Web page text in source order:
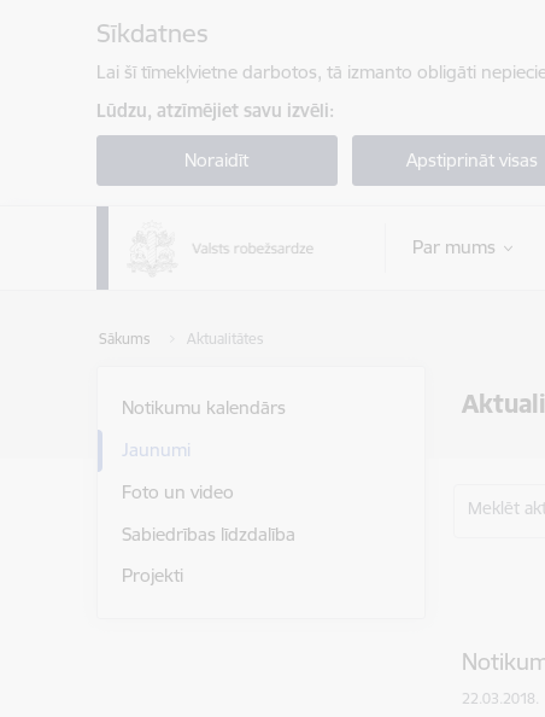
Sīkdatnes
Lai šī tīmekļvietne darbotos, tā izmanto obligāti
Lūdzu, atzīmējiet savu izvēli:
Noraidīt Apstiprināt visas
Par mums
Sākums Aktualitātes
Notikumu kalendārs
Jaunumi
Foto un video
Sabiedrības līdzdalība
Projekti
Meklēt
22.03.2018.